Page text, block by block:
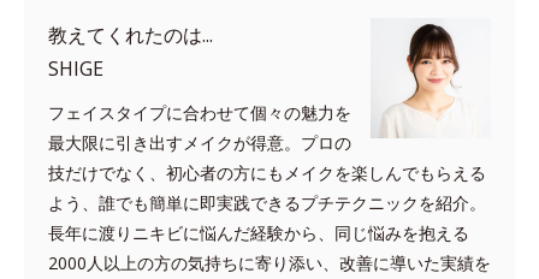
教えてくれたのは...
SHIGE
フェイスタイプに合わせて個々の魅力を
最大限に引き出すメイクが得意。プロの
技だけでなく、初心者の方にもメイクを楽しんでもらえる
よう、誰でも簡単に即実践できるプチテクニックを紹介。
長年に渡りニキビに悩んだ経験から、同じ悩みを抱える
2000人以上の方の気持ちに寄り添い、改善に導いた実績を